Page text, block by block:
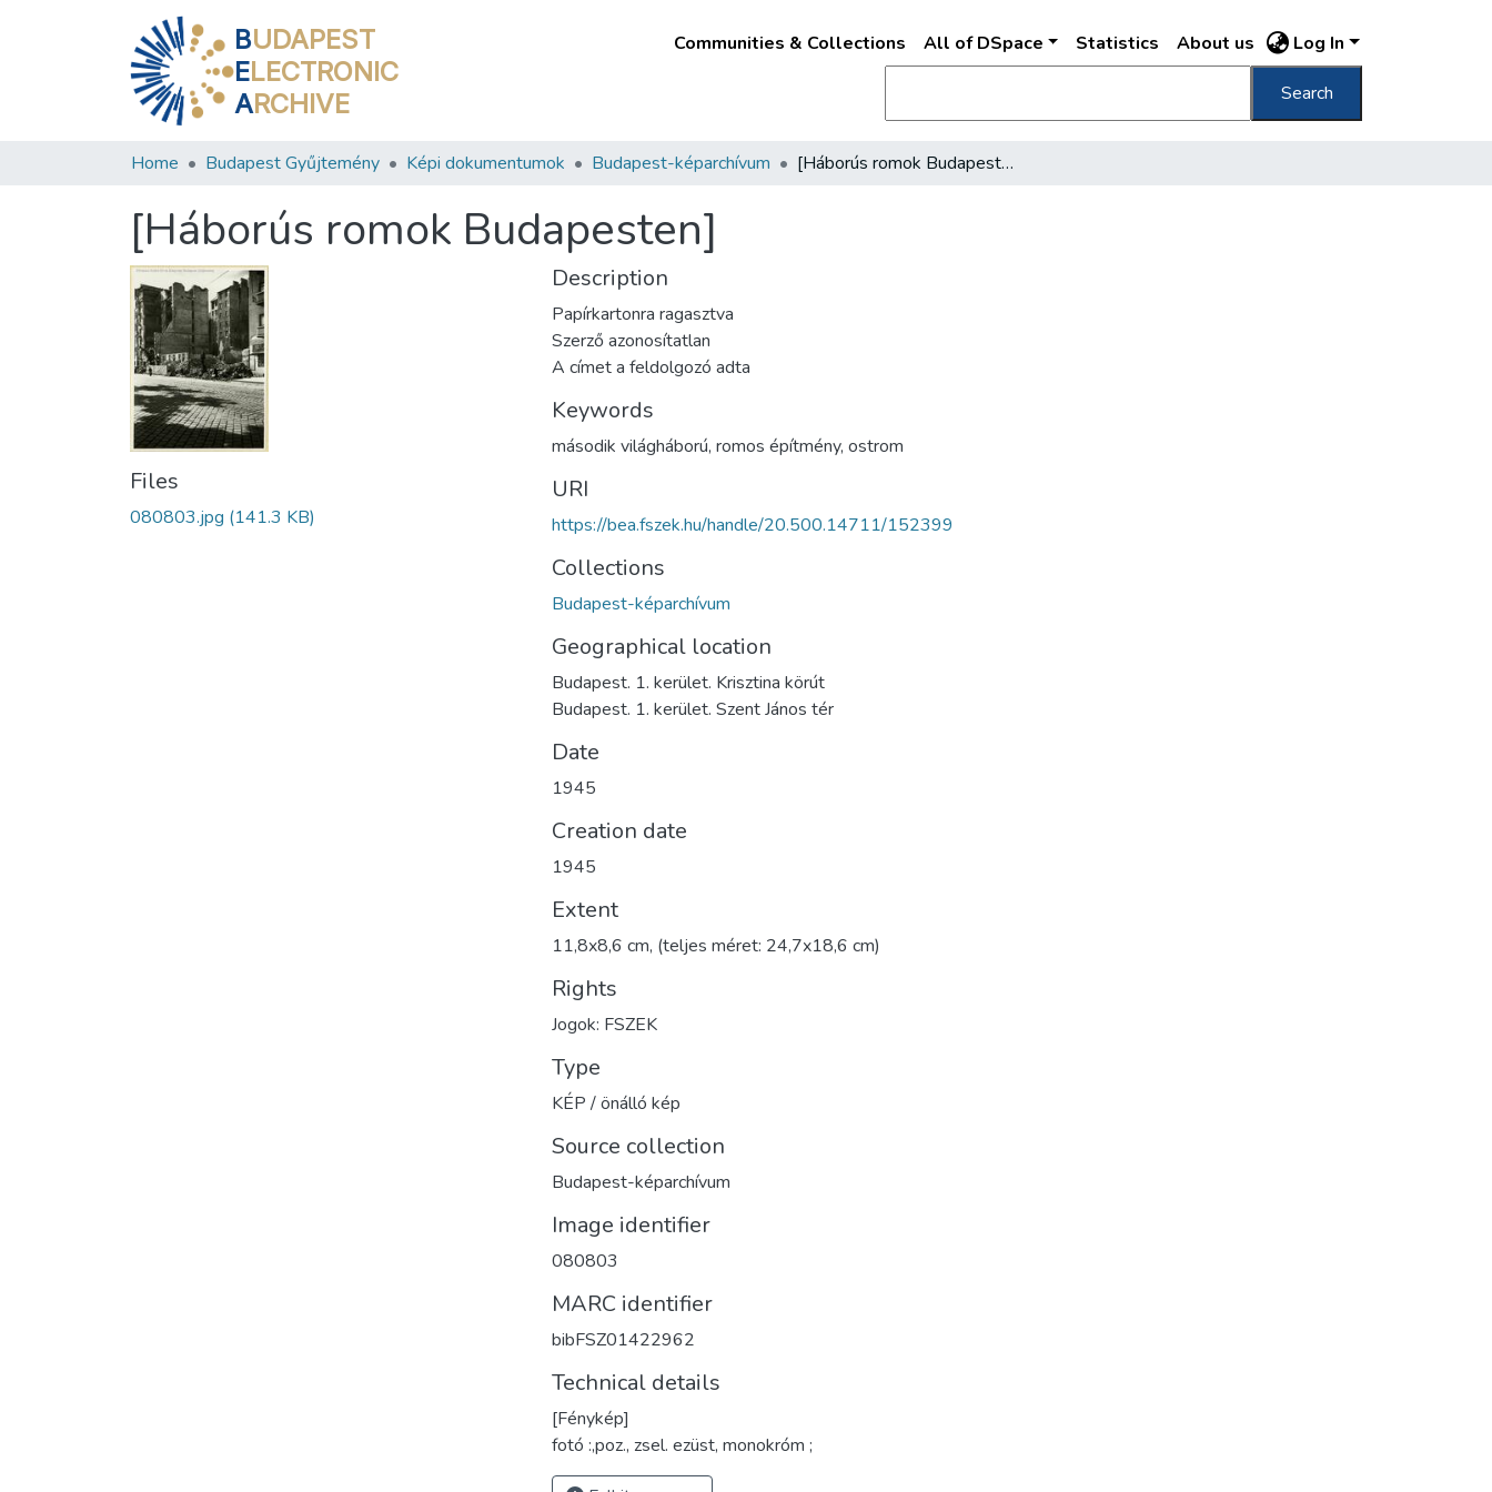
BUDAPEST
ELECTRONIC
ARCHIVE
Communities & Collections All of DSpace Statistics About us Log In
Search
Home Budapest Gyűjtemény Képi dokumentumok Budapest-képarchívum [Háborús romok Budapesten]
[Háborús romok Budapesten]
Files
080803.jpg (141.3 KB)
Description
Papírkartonra ragasztva
Szerző azonosítatlan
A címet a feldolgozó adta
Keywords
második világháború, romos építmény, ostrom
URI
https://bea.fszek.hu/handle/20.500.14711/152399
Collections
Budapest-képarchívum
Geographical location
Budapest. 1. kerület. Krisztina körút
Budapest. 1. kerület. Szent János tér
Date
1945
Creation date
1945
Extent
11,8x8,6 cm, (teljes méret: 24,7x18,6 cm)
Rights
Jogok: FSZEK
Type
KÉP / önálló kép
Source collection
Budapest-képarchívum
Image identifier
080803
MARC identifier
bibFSZ01422962
Technical details
[Fénykép]
fotó :,poz., zsel. ezüst, monokróm ;